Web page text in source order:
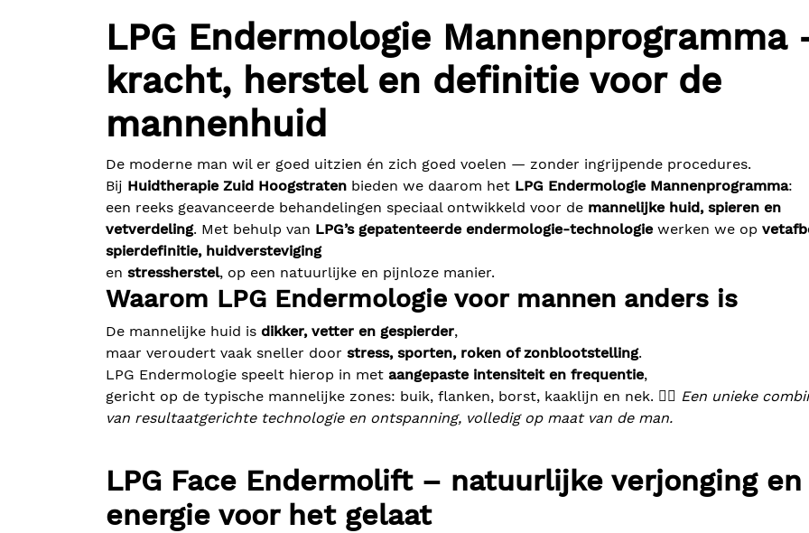
LPG Endermologie Mannenprogramma
kracht, herstel en definitie voor de
mannenhuid
De moderne man wil er goed uitzien én zich goed voelen — zonder ingrijpende procedures.
Bij Huidtherapie Zuid Hoogstraten bieden we daarom het LPG Endermologie Mannenprogramma:
een reeks geavanceerde behandelingen speciaal ontwikkeld voor de mannelijke huid, spieren en
vetverdeling. Met behulp van LPG’s gepatenteerde endermologie-technologiewerken we op
spierdefinitie, huidversteviging
en stressherstel, op een natuurlijke en pijnloze manier.
Waarom LPG Endermologie voor mannen anders is
De mannelijke huid is dikker, vetter en gespierder,
maar veroudert vaak sneller door stress, sporten, roken of zonblootstelling.
LPG Endermologie speelt hierop in met aangepaste intensiteit en frequentie,
gericht op de typische mannelijke zones: buik, flanken, borst, kaaklijn en nek. 💆‍♂️ Een unieke
van resultaatgerichte technologie en ontspanning, volledig op maat van de man.
LPG Face Endermolift – natuurlijke verjonging en
energie voor het gelaat